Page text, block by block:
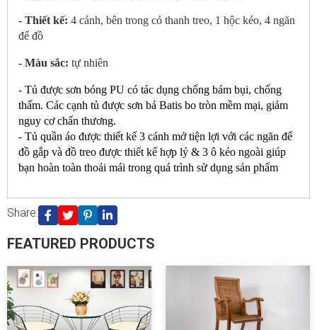
Send Cancel
- Thiết kế: 4 cánh, bên trong có thanh treo, 1 hộc kéo, 4 ngăn
để đồ
- Màu sắc: tự nhiên
- Tủ được sơn bóng PU có tác dụng chống bám bụi, chống
thấm. Các cạnh tủ được sơn bả Batis bo tròn mềm mại, giảm
nguy cơ chấn thương.
- Tủ quần áo được thiết kế 3 cánh mở tiện lợi với các ngăn để
đồ gắp và đồ treo được thiết kế hợp lý & 3 ô kéo ngoài giúp
bạn hoàn toàn thoải mái trong quá trình sử dụng sản phẩm
Share:
FEATURED PRODUCTS